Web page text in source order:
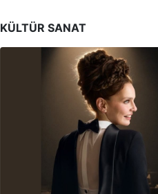
KÜLTÜR SANAT